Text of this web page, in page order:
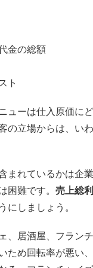
金の総額
ト
ューは仕入原価に
の立場からは、い
まれているかは企
困難です。 売上総
にしましょう。
、居酒屋、フラン
ため回転率が悪い